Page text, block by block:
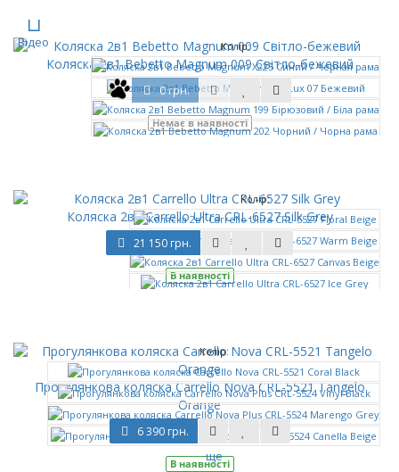
Колір:
Відео
Коляска 2в1 Bebetto Magnum 009 Світло-бежевий
0 грн.
Немає в наявності
Колір:
Коляска 2в1 Carrello Ultra CRL-6527 Silk Grey
21 150 грн.
В наявності
Колір:
ще
Прогулянкова коляска Carrello Nova CRL-5521 Tangelo
Orange
6 390 грн.
В наявності